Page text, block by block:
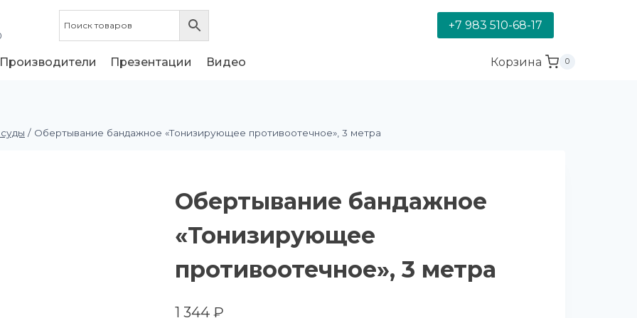
+7 983 510-68-17
Производители Презентации Видео Корзина 0
/ Обертывание бандажное «Тонизирующее противоотечное», 3 метра
Обертывание бандажное
«Тонизирующее
противоотечное», 3 метра
1 344 ₽